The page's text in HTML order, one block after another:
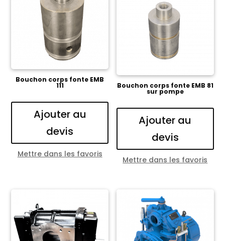
Bouchon corps fonte EMB
111
Ajouter au
devis
Mettre dans les favoris
Bouchon corps fonte EMB 81
sur pompe
Ajouter au
devis
Mettre dans les favoris